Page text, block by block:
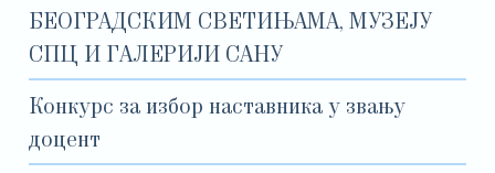
БЕОГРАДСКИМ СВЕТИЊАМА, МУЗЕЈУ
СПЦ И ГАЛЕРИЈИ САНУ
Конкурс за избор наставника у звању
доцент